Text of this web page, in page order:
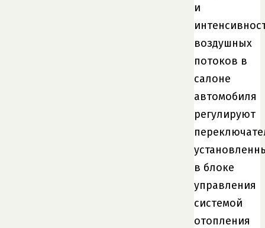
и
воздушных
потоков в
салоне
автомобиля
регулируют
в блоке
управления
системой
отопления